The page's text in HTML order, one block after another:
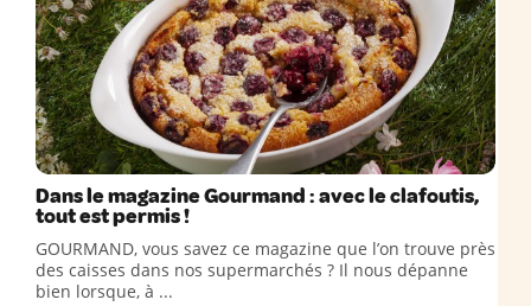
Dans le magazine Gourmand : avec le clafoutis,
tout est permis !
GOURMAND, vous savez ce magazine que l’on trouve près
des caisses dans nos supermarchés ? Il nous dépanne
bien lorsque, à ...